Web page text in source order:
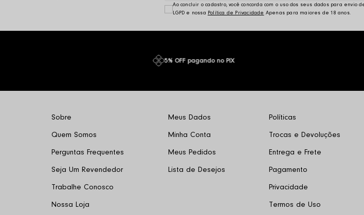
Ao concluir o cadastro, você concorda com o uso dos seus dados para envio
LGPD e nossa Política de Privacidade
5% OFF pagando no PIX
Sobre
Quem Somos
Perguntas Frequentes
Seja Um Revendedor
Trabalhe Conosco
Nossa Loja
Meus Dados
Minha Conta
Meus Pedidos
Lista de Desejos
Políticas
Trocas e Devoluções
Entrega e Frete
Pagamento
Privacidade
Termos de Uso